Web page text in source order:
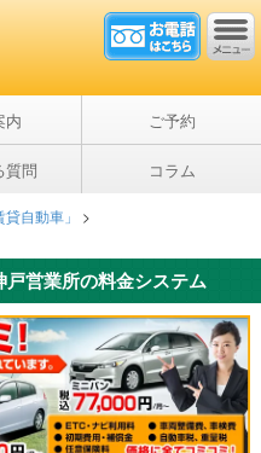
内 ご予約
質問 コラム
自動車」
>
営業所の料金システム